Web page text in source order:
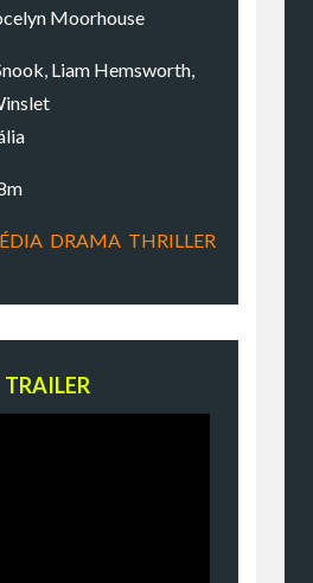
Moorhouse
Liam Hemsworth,
DRAMA THRILLER
TRAILER